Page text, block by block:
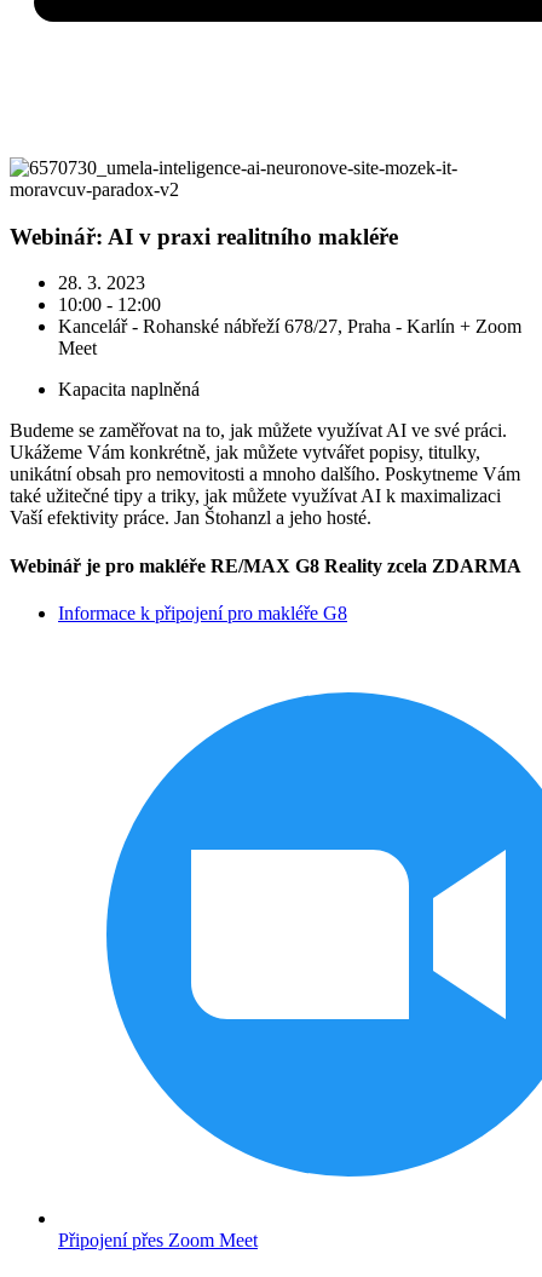
Webinář: AI v praxi realitního makléře
28. 3. 2023
10:00 - 12:00
Kancelář - Rohanské nábřeží 678/27, Praha - Karlín + Zoom
Meet
Kapacita naplněná
Budeme se zaměřovat na to, jak můžete využívat AI ve své práci.
Ukážeme Vám konkrétně, jak můžete vytvářet popisy, titulky,
unikátní obsah pro nemovitosti a mnoho dalšího. Poskytneme Vám
také užitečné tipy a triky, jak můžete využívat AI k maximalizaci
Vaší efektivity práce. Jan Štohanzl a jeho hosté.
Webinář je pro makléře RE/MAX G8 Reality zcela ZDARMA
Informace k připojení pro makléře G8
Připojení přes Zoom Meet